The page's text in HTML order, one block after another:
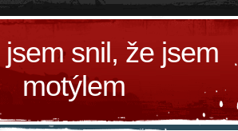
snil, že jsem
motýlem